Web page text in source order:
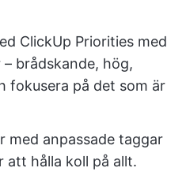
ClickUp Priorities med
brådskande, hög,
fokusera på det som är
med anpassade taggar
att hålla koll på allt.